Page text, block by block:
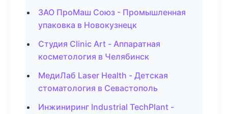
ЗАО ПроМаш Союз - Промышленная
упаковка в Новокузнецк
Студия Clinic Art - Аппаратная
косметология в Челябинск
МедиЛаб Laser Health - Детская
стоматология в Севастополь
Инжиниринг Industrial TechPlant -